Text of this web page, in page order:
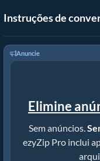
Instruções de
Anuncie
Elimine
Sem anúncios.
ezyZip Pro inclui